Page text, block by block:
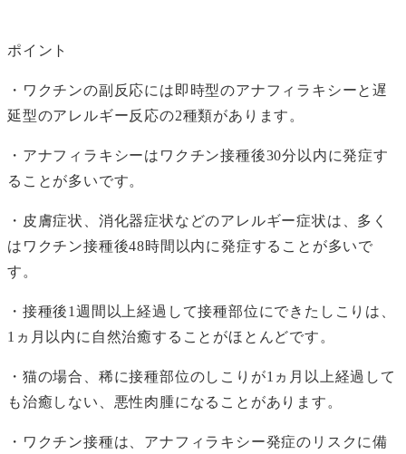
ポイント
・ワクチンの副反応には即時型のアナフィラキシーと遅
延型のアレルギー反応の2種類があります。
・アナフィラキシーはワクチン接種後30分以内に発症す
ることが多いです。
・皮膚症状、消化器症状などのアレルギー症状は、多く
はワクチン接種後48時間以内に発症することが多いで
す。
・接種後1週間以上経過して接種部位にできたしこりは、
1ヵ月以内に自然治癒することがほとんどです。
・猫の場合、稀に接種部位のしこりが1ヵ月以上経過して
も治癒しない、悪性肉腫になることがあります。
・ワクチン接種は、アナフィラキシー発症のリスクに備